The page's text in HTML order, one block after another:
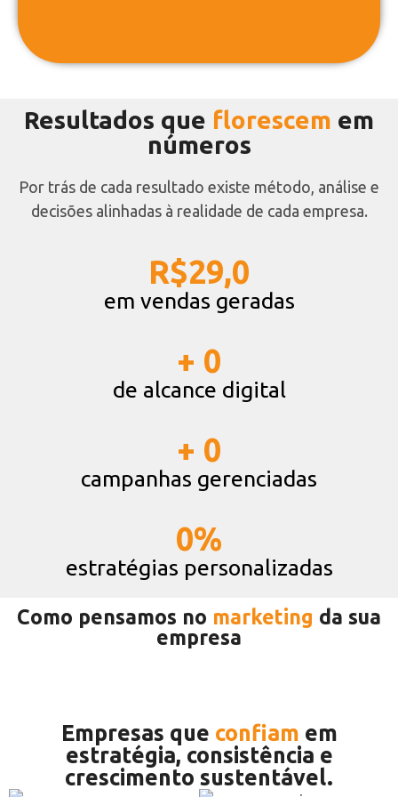
Resultados que florescem em
números
Por trás de cada resultado existe método, análise e
decisões alinhadas à realidade de cada empresa.
em vendas geradas
R$29,0
de alcance digital
+ 0
campanhas gerenciadas
+ 0
estratégias personalizadas
0%
Como pensamos no marketing da sua
empresa
Empresas que confiam em
estratégia, consistência e
crescimento sustentável.